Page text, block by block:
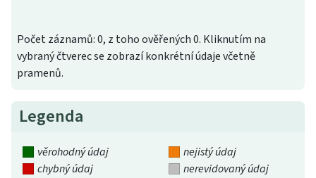
Počet záznamů: 0, z toho ověřených 0. Kliknutím na
vybraný čtverec se zobrazí konkrétní údaje včetně
pramenů.
Legenda
věrohodný údaj
nejistý údaj
chybný údaj
nerevidovaný údaj